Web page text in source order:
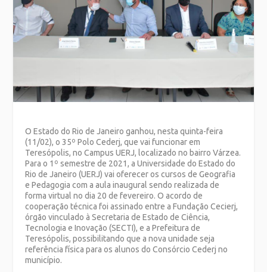
O Estado do Rio de Janeiro ganhou, nesta quinta-feira
(11/02), o 35º Polo Cederj, que vai funcionar em
Teresópolis, no Campus UERJ, localizado no bairro Várzea.
Para o 1º semestre de 2021, a Universidade do Estado do
Rio de Janeiro (UERJ) vai oferecer os cursos de Geografia
e Pedagogia com a aula inaugural sendo realizada de
forma virtual no dia 20 de fevereiro. O acordo de
cooperação técnica foi assinado entre a Fundação Cecierj,
órgão vinculado à Secretaria de Estado de Ciência,
Tecnologia e Inovação (SECTI), e a Prefeitura de
Teresópolis, possibilitando que a nova unidade seja
referência física para os alunos do Consórcio Cederj no
município.